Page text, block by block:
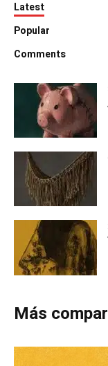
Latest
Popular
Comments
Más